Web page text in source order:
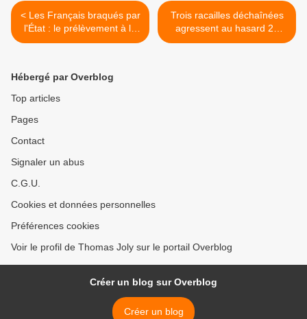
< Les Français braqués par
l'État : le prélèvement à la
source arrive le 1er janvier
Trois racailles déchaînées
agressent au hasard 21
personnes à Amiens : «
Hébergé par Overblog
Top articles
Pages
Contact
Signaler un abus
C.G.U.
Cookies et données personnelles
Préférences cookies
Voir le profil de Thomas Joly sur le portail Overblog
Créer un blog sur Overblog
Créer un blog